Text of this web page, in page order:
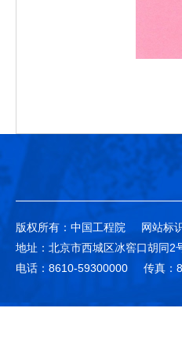
版权所有：中国工程院 网站标
地址：北京市西城区冰窖口胡同2
电话：8610-59300000
传真：